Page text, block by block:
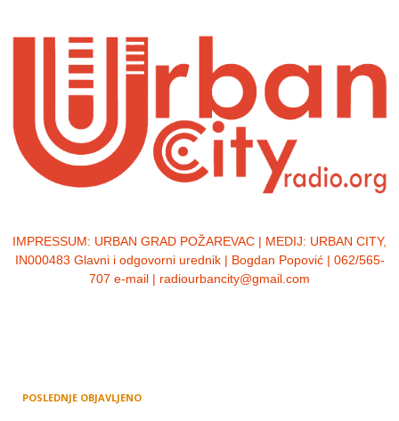
IMPRESSUM: URBAN GRAD POŽAREVAC | MEDIJ: URBAN CITY,
IN000483 Glavni i odgovorni urednik | Bogdan Popović | 062/565-
707 e-mail | radiourbancity@gmail.com
POSLEDNJE OBJAVLJENO